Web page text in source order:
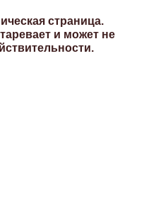
страница.
и может не